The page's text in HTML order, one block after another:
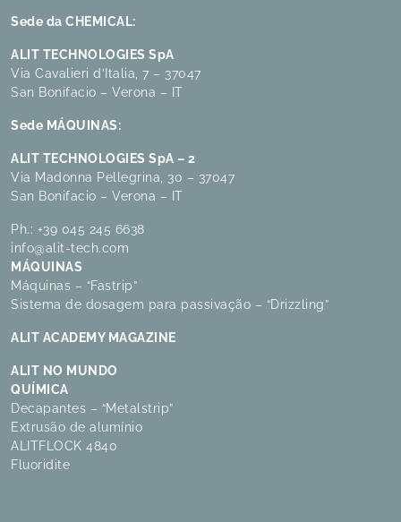
Sede da CHEMICAL:
ALIT TECHNOLOGIES SpA
Via Cavalieri d’Italia, 7 – 37047
San Bonifacio – Verona – IT
Sede MÁQUINAS:
ALIT TECHNOLOGIES SpA – 2
Via Madonna Pellegrina, 30 – 37047
San Bonifacio – Verona – IT
Ph.: +39 045 245 6638
info@alit-tech.com
MÁQUINAS
Máquinas – “Fastrip”
Sistema de dosagem para passivação – “Drizzling”
ALIT ACADEMY MAGAZINE
ALIT NO MUNDO
QUÍMICA
Decapantes – “Metalstrip”
Extrusão de alumínio
ALITFLOCK 4840
Fluoridite